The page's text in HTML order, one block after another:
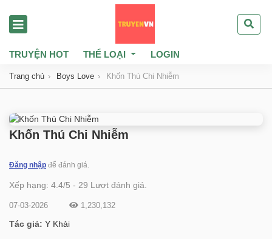
TRUYỆN HOT THỂ LOẠI LOGIN
Trang chủ Boys Love Khốn Thú Chi Nhiễm
Khốn Thú Chi Nhiễm
Đăng nhập để đánh giá.
Xếp hạng: 4.4/5 - 29 Lượt đánh giá.
07-03-2026 1,230,132
Tác giả: Y Khải